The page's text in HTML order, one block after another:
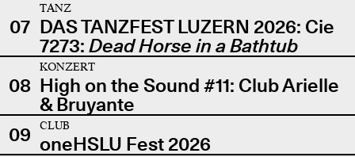
07
TANZ
DAS TANZFEST LUZERN 2026: Cie
7273: Dead Horse in a Bathtub
08
KONZERT
High on the Sound #11: Club Arielle
& Bruyante
09
CLUB
oneHSLU Fest 2026